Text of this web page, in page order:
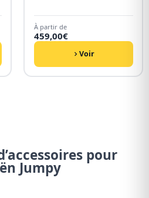
À partir de
459,00€
Voir
pour
Jumpy